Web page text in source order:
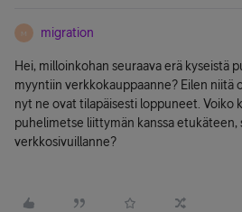
M migration
Hei, milloinkohan seuraava erä kyseistä
myyntiin verkkokauppaanne? Eilen niitä
nyt ne ovat tilapäisesti loppuneet. Voiko
puhelimetse liittymän kanssa etukäteen,
verkkosivuillanne?